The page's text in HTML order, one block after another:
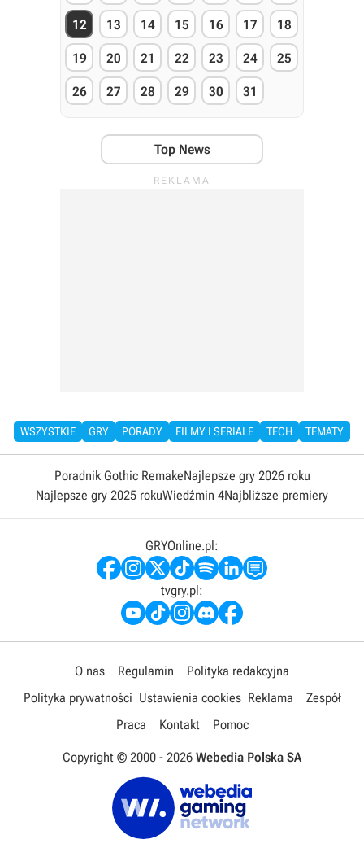
12 13 14 15 16 17 18
19 20 21 22 23 24 25
26 27 28 29 30 31
Top News
WSZYSTKIE GRY PORADY FILMY I SERIALE TECH TEMATY
Poradnik Gothic RemakeNajlepsze gry 2026 roku
Najlepsze gry 2025 rokuWiedźmin 4Najbliższe premiery
GRYOnline.pl:
tvgry.pl:
O nas Regulamin
Polityka redakcyjna
Polityka prywatności Ustawienia cookies Reklama
Zespół
Praca
Kontakt Pomoc
Copyright © 2000 - 2026 Webedia Polska SA